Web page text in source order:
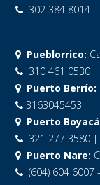
302 384 8014
Pueblorrico:
310 461 0530
Puerto Berrío:
3163045453
Puerto
321 277 3580 |
Puerto Nare:
(604) 604 6007